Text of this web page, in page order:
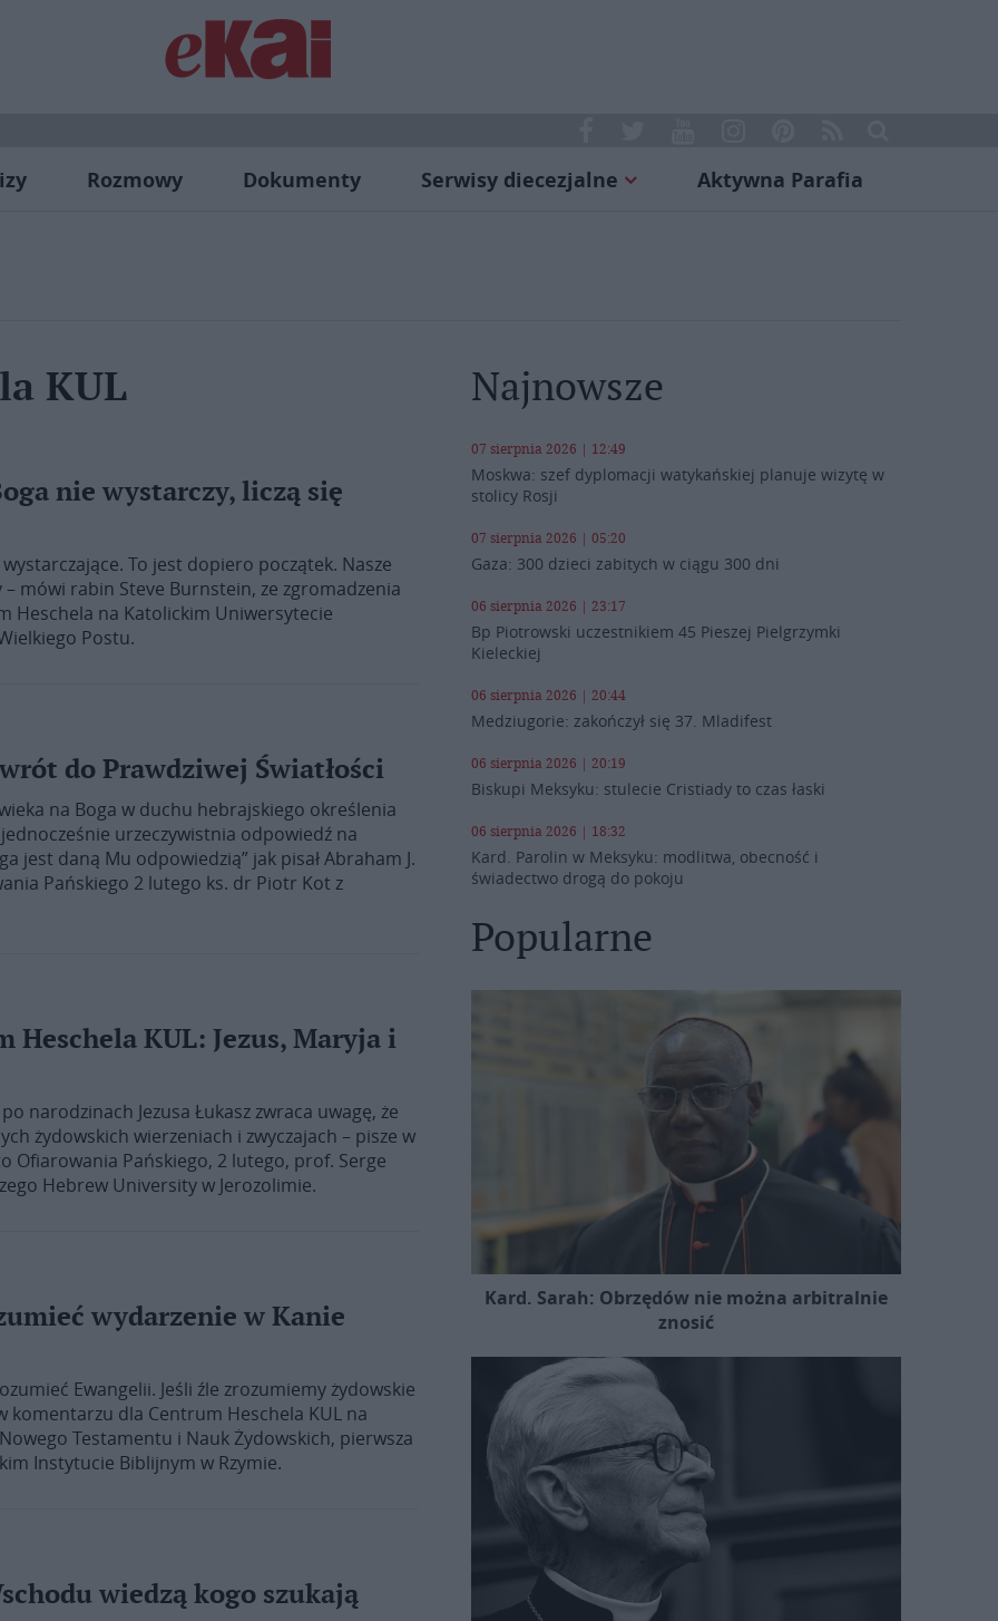
Rozmowy Dokumenty Serwisy diecezjalne Aktywna Parafia
KUL
nie wystarczy, liczą się
To jest dopiero początek. Nasze
– mówi rabin Steve Burnstein, ze zgromadzenia
Heschela na Katolickim Uniwersytecie
Postu.
do Prawdziwej Światłości
na Boga w duchu hebrajskiego określenia
urzeczywistnia odpowiedź na
jest daną Mu odpowiedzią” jak pisał Abraham J.
Pańskiego 2 lutego ks. dr Piotr Kot z
KUL: Jezus, Maryja i
narodzinach Jezusa Łukasz zwraca uwagę, że
żydowskich wierzeniach i zwyczajach – pisze w
Ofiarowania Pańskiego, 2 lutego, prof. Serge
Hebrew University w Jerozolimie.
wydarzenie w Kanie
Ewangelii. Jeśli źle zrozumiemy żydowskie
komentarzu dla Centrum Heschela KUL na
Testamentu i Nauk Żydowskich, pierwsza
Instytucie Biblijnym w Rzymie.
wiedzą kogo szukają
Najnowsze
07 sierpnia 2026 | 12:49
Moskwa: szef dyplomacji watykańskiej planuje wizytę w
stolicy Rosji
07 sierpnia 2026 | 05:20
Gaza: 300 dzieci zabitych w ciągu 300 dni
06 sierpnia 2026 | 23:17
Bp Piotrowski uczestnikiem 45 Pieszej Pielgrzymki
Kieleckiej
06 sierpnia 2026 | 20:44
Medziugorie: zakończył się 37. Mladifest
06 sierpnia 2026 | 20:19
Biskupi Meksyku: stulecie Cristiady to czas łaski
06 sierpnia 2026 | 18:32
Kard. Parolin w Meksyku: modlitwa, obecność i
świadectwo drogą do pokoju
Popularne
Kard. Sarah: Obrzędów nie można arbitralnie
znosić